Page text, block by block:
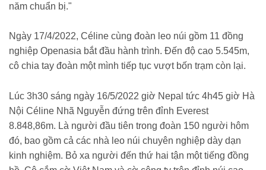
năm chuẩn bị."
Ngày 17/4/2022, Céline cùng đoàn leo núi gồm 11 đồng
nghiệp Openasia bắt đầu hành trình. Đến độ cao 5.545m,
cô chia tay đoàn một mình tiếp tục vượt bốn trạm còn lại.
Lúc 3h30 sáng ngày 16/5/2022 giờ Nepal tức 4h45 giờ Hà
Nội Céline Nhã Nguyễn đứng trên đỉnh Everest
8.848,86m. Là người đầu tiên trong đoàn 150 người hôm
đó, bao gồm cả các nhà leo núi chuyên nghiệp dày dạn
kinh nghiệm. Bỏ xa người đến thứ hai tận một tiếng đồng